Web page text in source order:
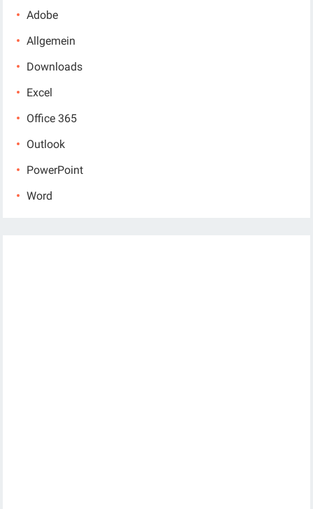
Adobe
Allgemein
Downloads
Excel
Office 365
Outlook
PowerPoint
Word